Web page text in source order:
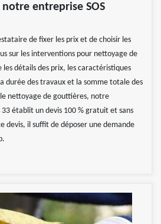
entreprise SOS
de fixer les prix et de choisir les
sur les interventions pour nettoyage de
détails des prix, les caractéristiques
durée des travaux et la somme totale des
nettoyage de gouttières, notre
établit un devis 100 % gratuit et sans
devis, il suffit de déposer une demande